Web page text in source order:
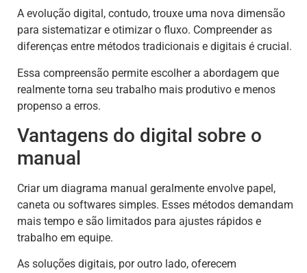
A evolução digital, contudo, trouxe uma nova dimensão
para sistematizar e otimizar o fluxo. Compreender as
diferenças entre métodos tradicionais e digitais é crucial.
Essa compreensão permite escolher a abordagem que
realmente torna seu trabalho mais produtivo e menos
propenso a erros.
Vantagens do digital sobre o
manual
Criar um diagrama manual geralmente envolve papel,
caneta ou softwares simples. Esses métodos demandam
mais tempo e são limitados para ajustes rápidos e
trabalho em equipe.
As soluções digitais, por outro lado, oferecem